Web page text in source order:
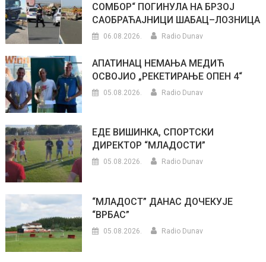
СОМБОР“ ПОГИНУЛА НА БРЗОЈ
САОБРАЋАЈНИЦИ ШАБАЦ–ЛОЗНИЦА
06.08.2026. Radio Dunav
АПАТИНАЦ НЕМАЊА МЕДИЋ
ОСВОЈИО „РЕКЕТИРАЊЕ ОПЕН 4“
05.08.2026. Radio Dunav
ЕДЕ ВИШИНКА, СПОРТСКИ
ДИРЕКТОР “МЛАДОСТИ”
05.08.2026. Radio Dunav
“МЛАДОСТ” ДАНАС ДОЧЕКУЈЕ
“ВРБАС”
05.08.2026. Radio Dunav